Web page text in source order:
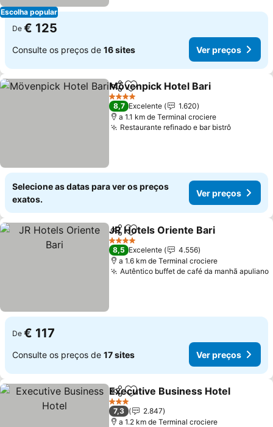
Escolha popular
De € 125
Consulte os preços de 16 sites Ver preços
PartilharAdicionar aos favoritos
Mövenpick Hotel Bari
4 Estrelas
8,7 Excelente
1.620
a 1.1 km de Terminal crociere
Restaurante refinado e bar bistrôVer
Selecione as datas para ver os preços
exatos.
Ver preços
PartilharAdicionar aos favoritos
JR Hotels Oriente Bari
4 Estrelas
8,5 Excelente
4.556
a 1.6 km de Terminal crociere
Autêntico buffet de café da manhã apuliano
De € 117
Consulte os preços de 17 sites Ver preços
PartilharAdicionar aos favoritos
Executive Business Hotel
3 Estrelas
7,3
2.847
a 1.2 km de Terminal crociere